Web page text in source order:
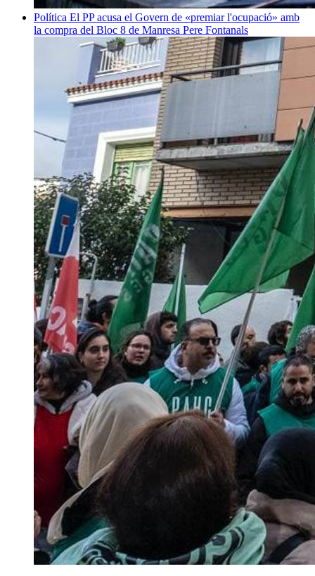
Política El PP acusa el Govern de «premiar l'ocupació» amb
la compra del Bloc 8 de Manresa Pere Fontanals